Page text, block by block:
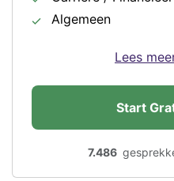
Algemeen
7.486
Start
Lees